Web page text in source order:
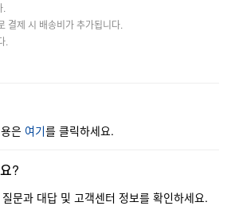
.
결제 시 배송비가 추가됩니다.
.
은 여기를 클릭하세요.
?
문과 대답 및 고객센터 정보를 확인하세요.